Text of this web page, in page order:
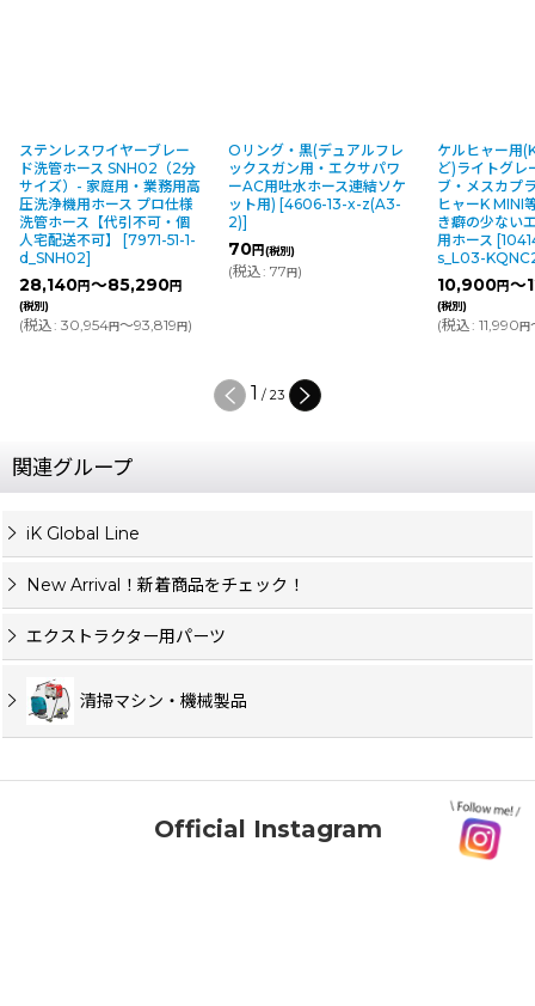
ステンレスワイヤーブレー
ド洗管ホース SNH02（2分
サイズ）- 家庭用・業務用高
圧洗浄機用ホース プロ仕様
洗管ホース【代引不可・個
人宅配送不可】
[7971-51-1-
d_SNH02]
28,140円～85,290円
(税別)
(税込: 30,954円～93,819円)
Oリング・黒(デュアルフレ
ックスガン用・エクサパワ
ーAC用吐水ホース連結ソケ
ット用) [4606-13-x-z(A3-
2)]
70円(税別)
(税込: 77円)
ケルヒャー用
ど)ライトグレ
ブ・メスカプ
ヒャーK MINI
き癖の少ない
用ホース [
s_L03-
10,900円～
(税別)
(税込: 11,990円
1 / 23
関連グループ
iK Global Line
New Arrival！新着商品をチェック！
エクストラクター用パーツ
清掃マシン・機械製品
Official Instagram